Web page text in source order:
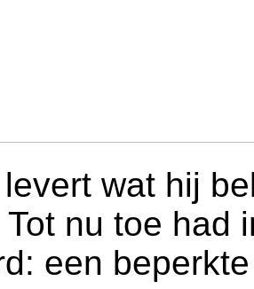
wat hij
nu toe had
een